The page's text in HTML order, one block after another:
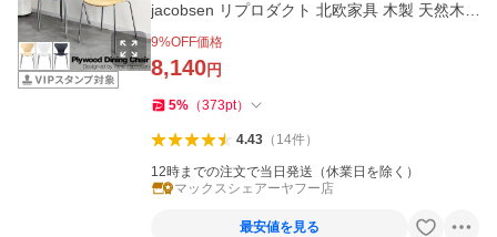
jacobsen リプロダクト 北欧家具 木製 天然木 1
9%OFF価格
8,140円
5% （373pt）
4.43（ 14件）
12時までの注文で当日発送（休業日を除く）
マックスシェアーヤフー店
最安値を見る